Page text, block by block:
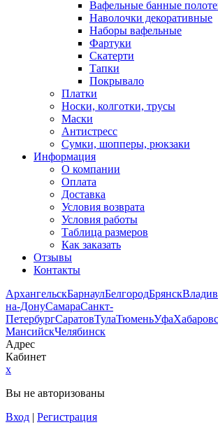
Вафельные банные
Наволочки декоративные
Наборы вафельные
Фартуки
Скатерти
Тапки
Покрывало
Платки
Носки, колготки, трусы
Маски
Антистресс
Сумки, шопперы, рюкзаки
Информация
О компании
Оплата
Доставка
Условия возврата
Условия работы
Таблица размеров
Как заказать
Отзывы
Контакты
АрхангельскБарнаулБелгородБрянск
на-ДонуСамараСанкт-
ПетербургСаратовТулаТюменьУфа
МансийскЧелябинск
Адрес
Кабинет
x
Вы не авторизованы
Вход | Регистрация